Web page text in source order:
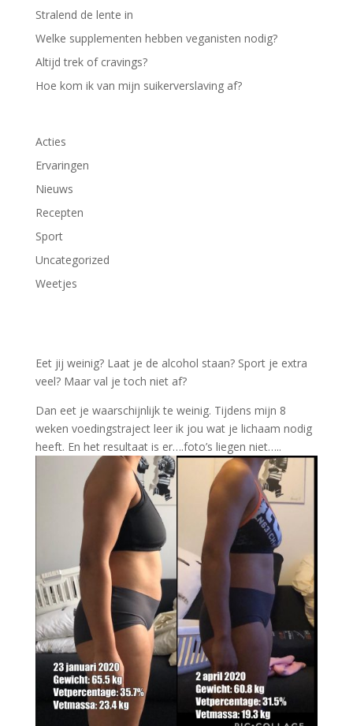
Stralend de lente in
Welke supplementen hebben veganisten nodig?
Altijd trek of cravings?
Hoe kom ik van mijn suikerverslaving af?
Acties
Ervaringen
Nieuws
Recepten
Sport
Uncategorized
Weetjes
Eet jij weinig? Laat je de alcohol staan? Sport je extra
veel? Maar val je toch niet af?
Dan eet je waarschijnlijk te weinig. Tijdens mijn 8
weken voedingstraject leer ik jou wat je lichaam nodig
heeft. En het resultaat is er….foto’s liegen niet…..